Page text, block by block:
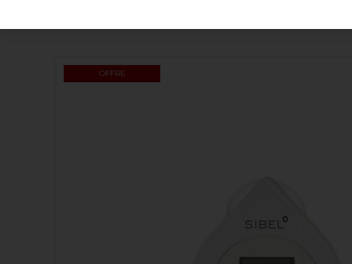
OFFRE